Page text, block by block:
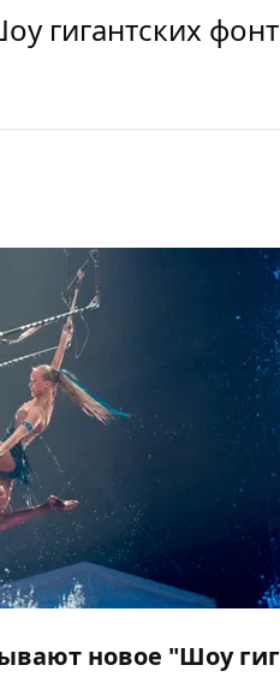
гигантских
новое "Шоу